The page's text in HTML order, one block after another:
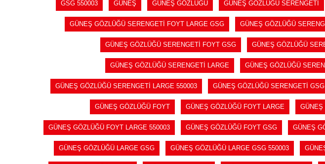
GSG 550003 GÜNEŞ GÜNEŞ GÖZLÜĞÜ GÜNEŞ GÖZLÜĞÜ SERENGETİ
GÜNEŞ GÖZLÜĞÜ SERENGETİ FOYT LARGE GSG GÜNEŞ GÖZLÜĞÜ
GÜNEŞ GÖZLÜĞÜ SERENGETİ FOYT GSG GÜNEŞ GÖZLÜĞÜ
GÜNEŞ GÖZLÜĞÜ SERENGETİ LARGE GÜNEŞ GÖZLÜĞÜ
GÜNEŞ GÖZLÜĞÜ SERENGETİ LARGE 550003 GÜNEŞ GÖZLÜĞÜ SERENGETİ GSG
GÜNEŞ GÖZLÜĞÜ FOYT GÜNEŞ GÖZLÜĞÜ FOYT LARGE GÜNEŞ
GÜNEŞ GÖZLÜĞÜ FOYT LARGE 550003 GÜNEŞ GÖZLÜĞÜ FOYT GSG GÜNEŞ
GÜNEŞ GÖZLÜĞÜ LARGE GSG GÜNEŞ GÖZLÜĞÜ LARGE GSG 550003